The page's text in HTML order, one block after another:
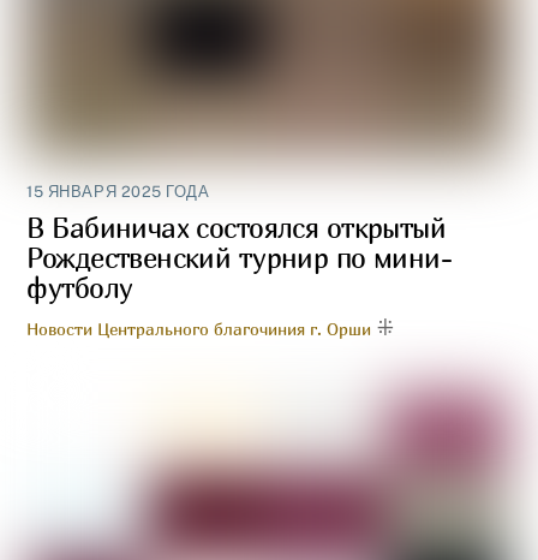
15 ЯНВАРЯ 2025 ГОДА
В Бабиничах состоялся открытый
Рождественский турнир по мини-
футболу
Новости Центрального благочиния г. Орши